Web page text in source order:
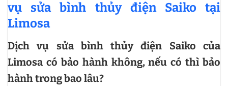
vụ sửabình thủy điện Saikotại
Limosa
Dịch vụ sửa bình thủy điện Saiko
của
Limosa có bảo hành không, nếu có thì bảo
hành trong bao lâu?